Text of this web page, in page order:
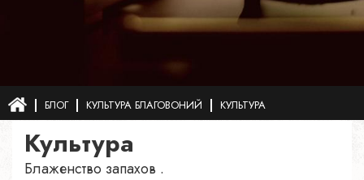
БЛОГ КУЛЬТУРА БЛАГОВОНИЙ КУЛЬТУРА
Культура
Блаженство запахов .